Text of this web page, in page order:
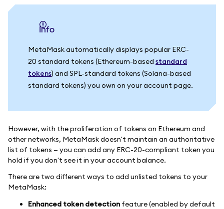
info
MetaMask automatically displays popular ERC-
20 standard tokens (Ethereum-based standard
tokens) and SPL-standard tokens (Solana-based
standard tokens) you own on your account page.
However, with the proliferation of tokens on Ethereum and
other networks, MetaMask doesn't maintain an authoritative
list of tokens — you can add any ERC-20-compliant token you
hold if you don't see it in your account balance.
There are two different ways to add unlisted tokens to your
MetaMask:
Enhanced token detectionfeature (enabled by default